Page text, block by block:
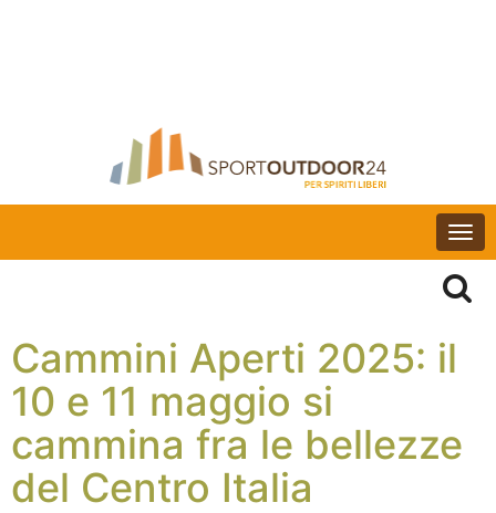
Cammini Aperti 2025: il
10 e 11 maggio si
cammina fra le bellezze
del Centro Italia